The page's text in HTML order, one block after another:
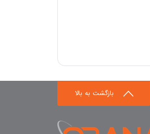
بازگشت به بالا